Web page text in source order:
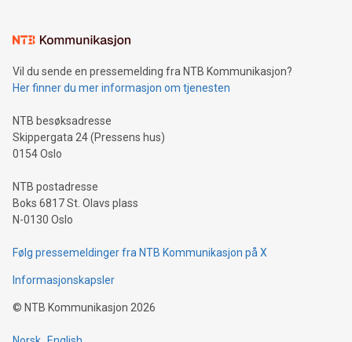
Vil du sende en pressemelding fra NTB Kommunikasjon?
Her finner du mer informasjon om tjenesten
NTB besøksadresse
Skippergata 24 (Pressens hus)
0154 Oslo
NTB postadresse
Boks 6817 St. Olavs plass
N-0130 Oslo
Følg pressemeldinger fra NTB Kommunikasjon på X
Informasjonskapsler
© NTB Kommunikasjon 2026